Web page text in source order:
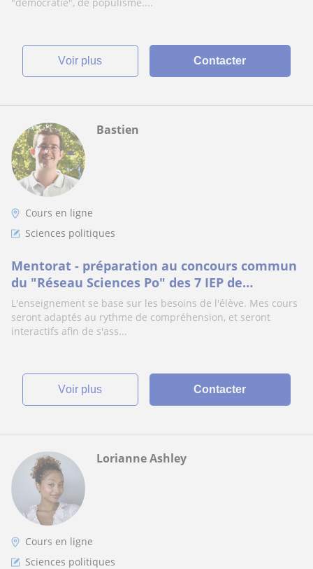
voir plus Contacter
Bastien
Cours en ligne
Sciences politiques
Mentorat - préparation au concours commun
du "Réseau Sciences Po" des 7 IEP de
province. Coach pour l'entrée en études
supérieures
L'enseignement se base sur les besoins de l'élève. Mes cours
seront adaptés au rythme de compréhension, et seront
interactifs afin de s'ass...
voir plus Contacter
Lorianne Ashley
Cours en ligne
Sciences politiques